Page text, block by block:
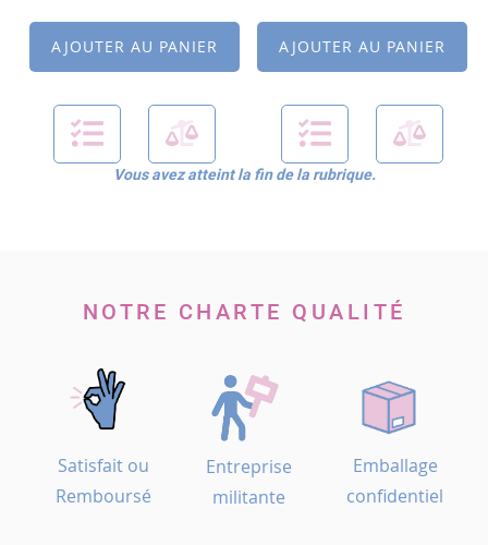
AJOUTER AU PANIER AJOUTER AU PANIER
Vous avez atteint la fin de la rubrique.
NOTRE CHARTE QUALITÉ
Satisfait ou
Remboursé
Entreprise
militante
Emballage
confidentiel